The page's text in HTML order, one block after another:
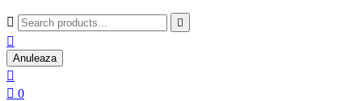
 

Anuleaza

 0